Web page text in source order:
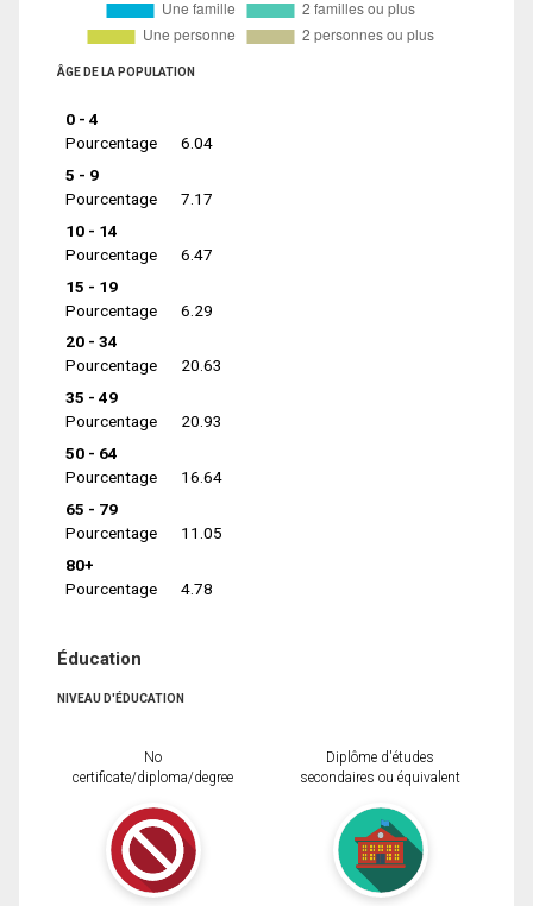
ÂGE DE LA POPULATION
0 - 4
Pourcentage
6.04
5 - 9
Pourcentage
7.17
10 - 14
Pourcentage
6.47
15 - 19
Pourcentage
6.29
20 - 34
Pourcentage
20.63
35 - 49
Pourcentage
20.93
50 - 64
Pourcentage
16.64
65 - 79
Pourcentage
11.05
80+
Pourcentage
4.78
Éducation
NIVEAU D'ÉDUCATION
No
certificate/diploma/degree
Diplôme d'études
secondaires ou équivalent